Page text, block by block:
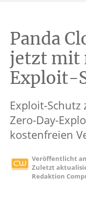
Panda
jetzt mit
Exploit-
Exploit-Schutz
Zero-Day-
kostenfreien
Veröffentlicht
Zuletzt
Redaktion